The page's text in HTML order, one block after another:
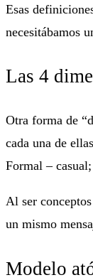
Esas
necesitábamos
Las 4
Otra forma de
cada una de
Formal –
Al ser
un mismo
Modelo